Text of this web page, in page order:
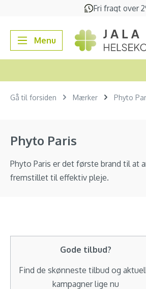
Gå til hovednavigation
Fri fragt over
Menu
Gå til forsiden Mærker Phyto
Phyto Paris
Phyto Paris er det første brand til at
fremstillet til effektiv pleje.
Gode tilbud?
Find de skønneste tilbud og
kampagner lige nu